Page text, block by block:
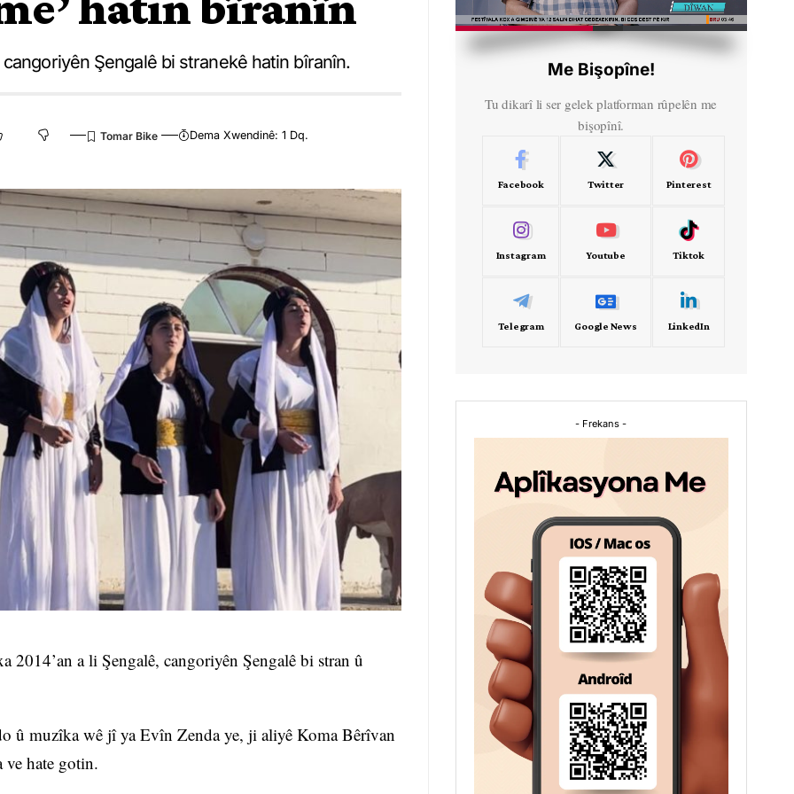
Şengalê bi stranekê hatin bîranîn.
Dema Xwendinê: 1 Dq.
2014’an a li Şengalê, cangoriyên Şengalê bi stran û
û muzîka wê jî ya Evîn Zenda ye, ji aliyê Koma Bêrîvan
ve hate gotin.
Me Bişopîne!
Tu dikarî li ser gelek platforman rûpelên me
bişopînî.
Facebook Twitter Pinterest
Instagram Youtube Tiktok
Telegram Google News LinkedIn
- Frekans -